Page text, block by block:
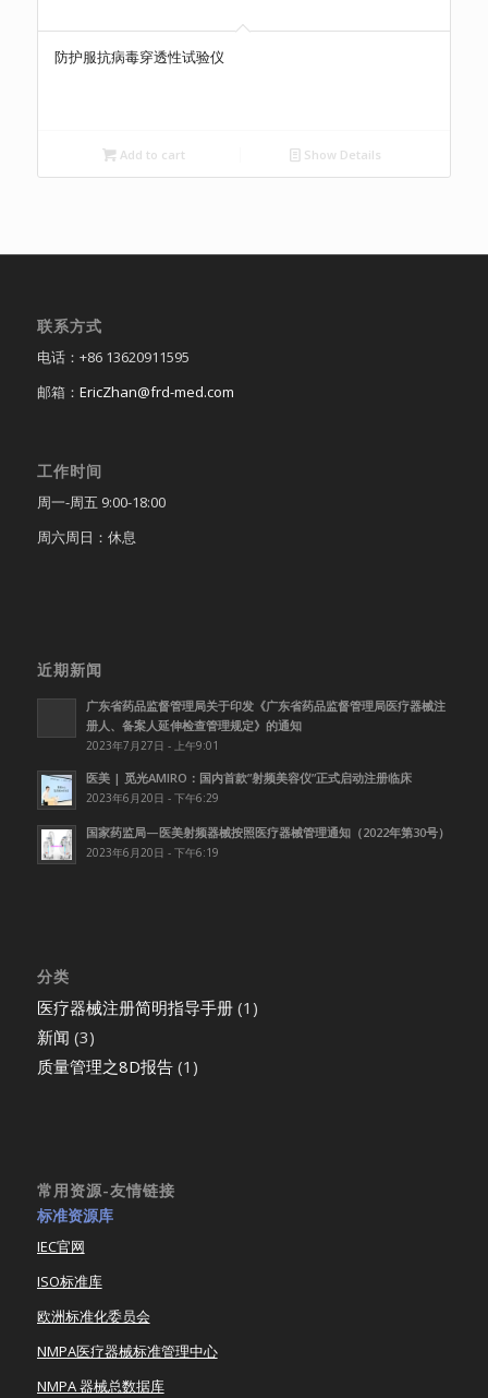
防护服抗病毒穿透性试验仪
Add to cart Show Details
联系方式
电话：+86 13620911595
邮箱： EricZhan@frd-med.com
工作时间
周一-周五 9:00-18:00
周六周日：休息
近期新闻
广东省药品监督管理局关于印发《广东省药品监督管理局医疗器械注
册人、备案人延伸检查管理规定》的通知
2023年7月27日 - 上午9:01
医美 | 觅光AMIRO：国内首款”射频美容仪”正式启动注册临床
2023年6月20日 - 下午6:29
国家药监局—医美射频器械按照医疗器械管理通知（2022年第30号）
2023年6月20日 - 下午6:19
分类
医疗器械注册简明指导手册(1)
新闻 (3)
质量管理之8D报告(1)
常用资源-友情链接
标准资源库
IEC官网
ISO标准库
欧洲标准化委员会
NMPA医疗器械标准管理中心
NMPA 器械总数据库